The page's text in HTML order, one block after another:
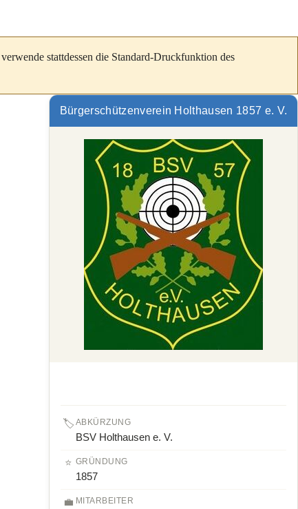
stattdessen die Standard-Druckfunktion des
Bürgerschützenverein Holthausen 1857 e. V.
🏷️ ABKÜRZUNG
BSV Holthausen e. V.
⭐ GRÜNDUNG
1857
💼 MITARBEITER